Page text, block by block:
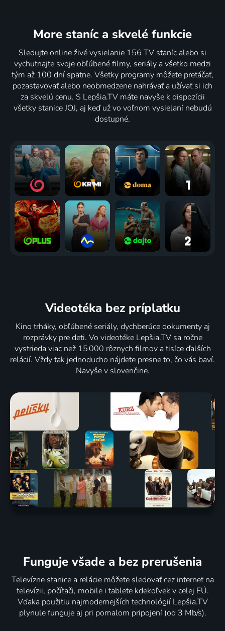
More staníc a skvelé funkcie
Sledujte online živé vysielanie 156 TV staníc alebo si
vychutnajte svoje obľúbené filmy, seriály a všetko medzi
tým až 100 dní spätne. Všetky programy môžete pretáčať,
pozastavovať alebo neobmedzene nahrávať a užívať si ich
za skvelú cenu. S Lepšia.TV máte navyše k dispozícii
všetky stanice JOJ, aj keď už vo voľnom vysielaní nebudú
dostupné.
Videotéka bez príplatku
Kino trháky, obľúbené seriály, dychberúce dokumenty aj
rozprávky pre deti. Vo videotéke Lepšia.TV sa ročne
vystrieda viac než 15 000 rôznych filmov a tisíce ďalších
relácií. Vždy tak jednoducho nájdete presne to, čo vás baví.
Navyše v slovenčine.
Funguje všade a bez prerušenia
Televízne stanice a relácie môžete sledovať cez internet na
televízii, počítači, mobile i tablete kdekoľvek v celej EÚ.
Vďaka použitiu najmodernejších technológií Lepšia.TV
plynule funguje aj pri pomalom pripojení (od 3 Mb/s).